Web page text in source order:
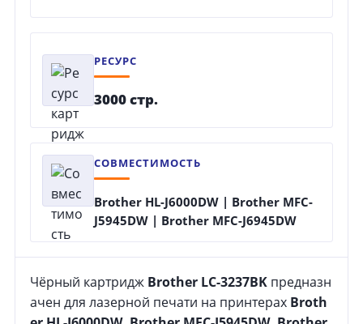
РЕСУРС
3000 стр.
СОВМЕСТИМОСТЬ
Brother HL-J6000DW | Brother MFC-
J5945DW | Brother MFC-J6945DW
Чёрный картридж Brother LC-3237BK предназн
ачен для лазерной печати на принтерах Broth